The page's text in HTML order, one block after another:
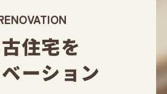
住宅を
ーション